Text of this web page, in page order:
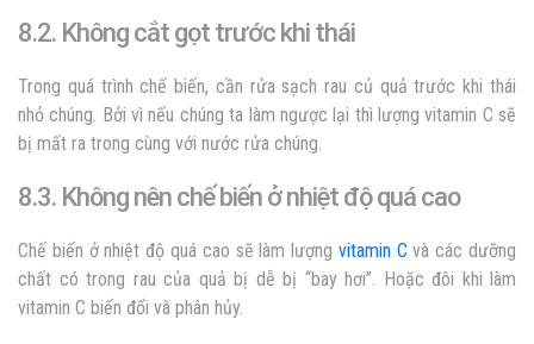
8.2. Không cắt gọt trước khi thái
Trong quá trình chế biến, cần rửa sạch rau củ quả trước khi thái
nhỏ chúng. Bởi vì nếu chúng ta làm ngược lại thì lượng vitamin C sẽ
bị mất ra trong cùng với nước rửa chúng.
8.3. Không nên chế biến ở nhiệt độ quá cao
Chế biến ở nhiệt độ quá cao sẽ làm lượng vitamin C và các dưỡng
chất có trong rau của quả bị dễ bị “bay hơi”. Hoặc đôi khi làm
vitamin C biến đổi và phân hủy.